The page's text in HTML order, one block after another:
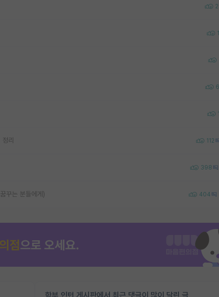
2
1
6
리 112
398
꾸는 분들에게) 404
학부 인턴 게시판에서 최근 댓글이 많이 달린 글